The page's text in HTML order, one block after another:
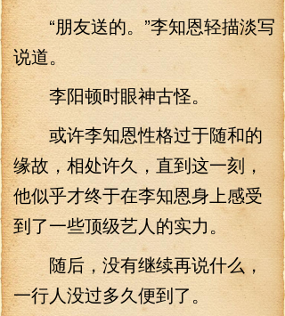
“朋友送的。”李知恩轻描淡写
说道。
李阳顿时眼神古怪。
或许李知恩性格过于随和的
缘故，相处许久，直到这一刻，
他似乎才终于在李知恩身上感受
到了一些顶级艺人的实力。
随后，没有继续再说什么，
一行人没过多久便到了。